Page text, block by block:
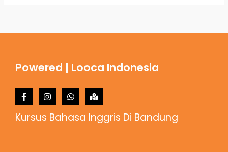
Powered | Looca Indonesia
Kursus Bahasa Inggris Di Bandung